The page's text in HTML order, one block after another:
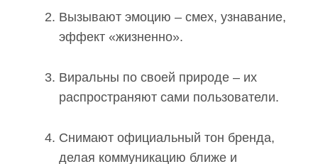
Вызывают эмоцию – смех, узнавание,
эффект «жизненно».
Виральны по своей природе – их
распространяют сами пользователи.
Снимают официальный тон бренда,
делая коммуникацию ближе и